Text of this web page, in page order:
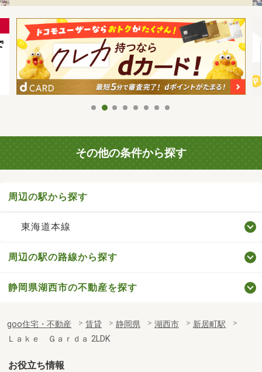
その他の条件から探す
周辺の駅から探す
東海道本線
周辺の駅の路線から探す
静岡県湖西市の不動産を探す
goo住宅・不動産 賃貸 静岡県 湖西市
新居町駅
Ｌａｋｅ Ｇａｒｄａ 2LDK
お役立ち情報